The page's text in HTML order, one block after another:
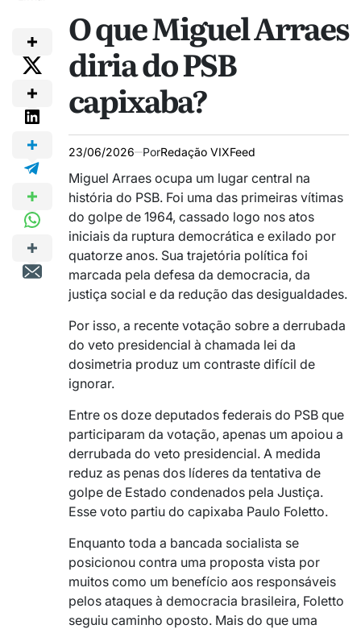
O que Miguel Arraes
diria do PSB
capixaba?
23/06/2026 PorRedação VIXFeed
Miguel Arraes ocupa um lugar central na
história do PSB. Foi uma das primeiras vítimas
do golpe de 1964, cassado logo nos atos
iniciais da ruptura democrática e exilado por
quatorze anos. Sua trajetória política foi
marcada pela defesa da democracia, da
justiça social e da redução das desigualdades.
Por isso, a recente votação sobre a derrubada
do veto presidencial à chamada lei da
dosimetria produz um contraste difícil de
ignorar.
Entre os doze deputados federais do PSB que
participaram da votação, apenas um apoiou a
derrubada do veto presidencial. A medida
reduz as penas dos líderes da tentativa de
golpe de Estado condenados pela Justiça.
Esse voto partiu do capixaba Paulo Foletto.
Enquanto toda a bancada socialista se
posicionou contra uma proposta vista por
muitos como um benefício aos responsáveis
pelos ataques à democracia brasileira, Foletto
seguiu caminho oposto. Mais do que uma